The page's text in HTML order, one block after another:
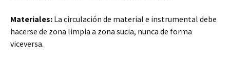
Materiales: La circulación de material e instrumental debe
hacerse de zona limpia a zona sucia, nunca de forma
viceversa.